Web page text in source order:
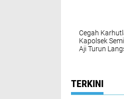
Cegah
Kapolsek
Aji Turun
TERKINI